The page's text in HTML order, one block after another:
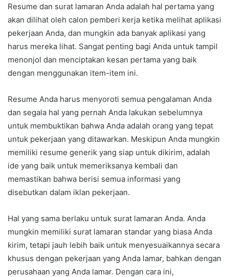
Resume dan surat lamaran Anda adalah hal pertama yang
akan dilihat oleh calon pemberi kerja ketika melihat aplikasi
pekerjaan Anda, dan mungkin ada banyak aplikasi yang
harus mereka lihat. Sangat penting bagi Anda untuk tampil
menonjol dan menciptakan kesan pertama yang baik
dengan menggunakan item-item ini.
Resume Anda harus menyoroti semua pengalaman Anda
dan segala hal yang pernah Anda lakukan sebelumnya
untuk membuktikan bahwa Anda adalah orang yang tepat
untuk pekerjaan yang ditawarkan. Meskipun Anda mungkin
memiliki resume generik yang siap untuk dikirim, adalah
ide yang baik untuk memeriksanya kembali dan
memastikan bahwa berisi semua informasi yang
disebutkan dalam iklan pekerjaan.
Hal yang sama berlaku untuk surat lamaran Anda. Anda
mungkin memiliki surat lamaran standar yang biasa Anda
kirim, tetapi jauh lebih baik untuk menyesuaikannya secara
khusus dengan pekerjaan yang Anda lamar, bahkan dengan
perusahaan yang Anda lamar. Dengan cara ini,